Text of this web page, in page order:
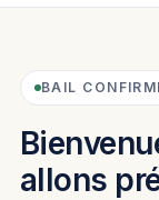
BAIL
allons